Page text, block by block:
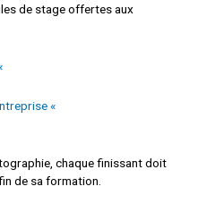
de stage offertes aux
«
chaque finissant doit
de sa formation.